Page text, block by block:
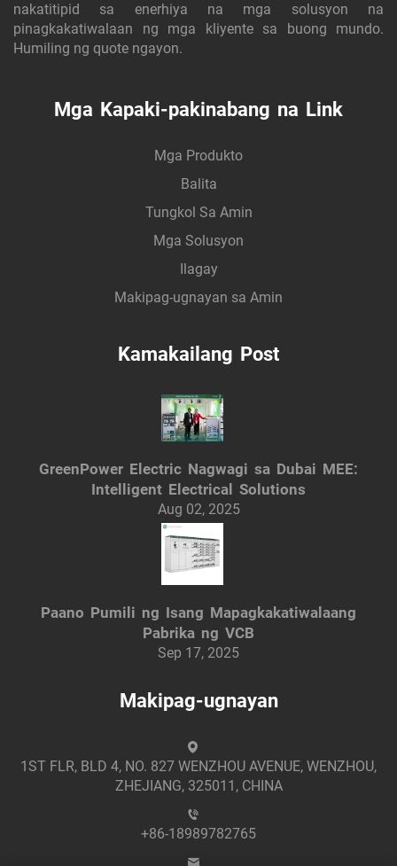
nakatitipid sa enerhiya na mga solusyon na
pinagkakatiwalaan ng mga kliyente sa buong mundo.
Humiling ng quote ngayon.
Mga Kapaki-pakinabang na Link
Mga Produkto
Balita
Tungkol Sa Amin
Mga Solusyon
Ilagay
Makipag-ugnayan sa Amin
Kamakailang Post
GreenPower Electric Nagwagi sa Dubai MEE:
Intelligent Electrical Solutions
Aug 02, 2025
Paano Pumili ng Isang Mapagkakatiwalaang
Pabrika ng VCB
Sep 17, 2025
Makipag-ugnayan
1ST FLR, BLD 4, NO. 827 WENZHOU AVENUE, WENZHOU,
ZHEJIANG, 325011, CHINA
+86-18989782765